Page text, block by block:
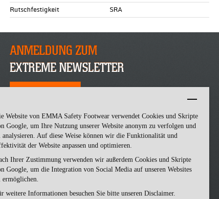
Website von EMMA Safety Footwear verwendet Cookies und Skripte
Google, um Ihre Nutzung unserer Website anonym zu verfolgen und
analysieren. Auf diese Weise können wir die Funktionalität und
der Website anpassen und optimieren.
Ihrer Zustimmung verwenden wir außerdem Cookies und Skripte
Google, um die Integration von Social Media auf unseren Websites
ermöglichen.
weitere Informationen besuchen Sie bitte unseren Disclaimer.
Rutschfestigkeit
SRA
ANMELDUNG ZUM
EXTREME NEWSLETTER
Emma Safety Footwear - made by ivengi